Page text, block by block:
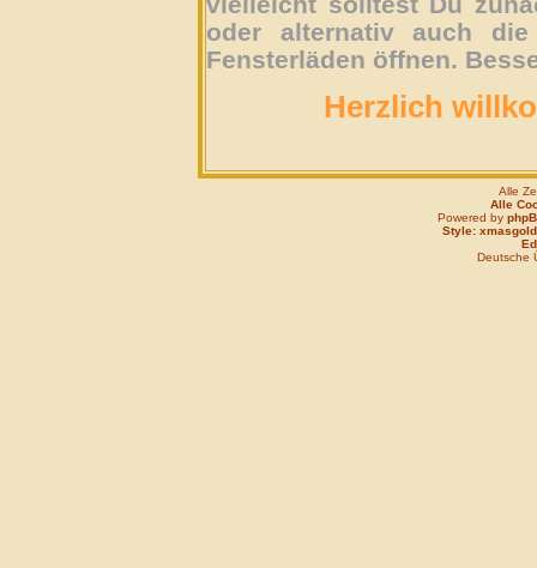
oder alternativ auch
Fensterläden öffnen.
Herzlich
Alle
Alle
Powered by
Style: xmasgold
Deutsche